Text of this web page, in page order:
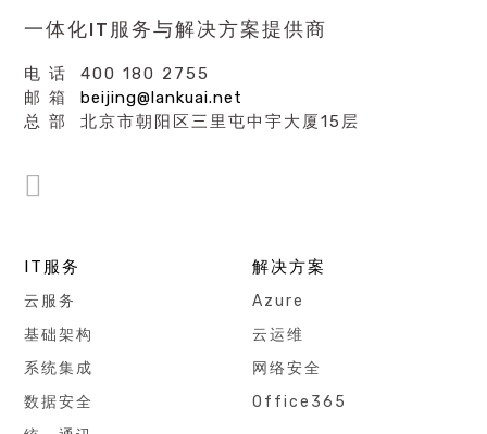
一体化IT服务与解决方案提供商
电 话 400 180 2755
邮 箱beijing@lankuai.net
总 部 北京市朝阳区三里屯中宇大厦15层
IT服务
云服务
基础架构
系统集成
数据安全
解决方案
Azure
云运维
网络安全
Office365